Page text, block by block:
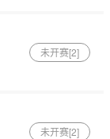
未开赛[2]
未开赛[2]